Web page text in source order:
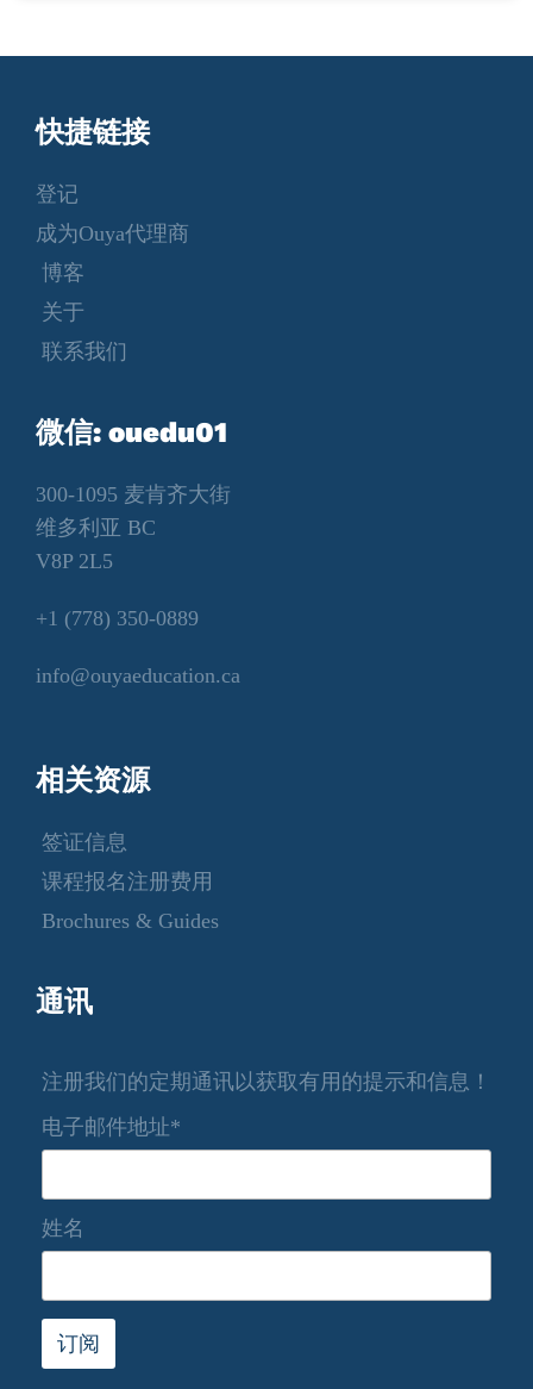
快捷链接
登记
成为Ouya代理商
博客
关于
联系我们
微信: ouedu01
300-1095 麦肯齐大街
维多利亚 BC
V8P 2L5
+1 (778) 350-0889
info@ouyaeducation.ca
相关资源
签证信息
课程报名注册费用
Brochures & Guides
通讯
注册我们的定期通讯以获取有用的提示和信息！
电子邮件地址*
姓名